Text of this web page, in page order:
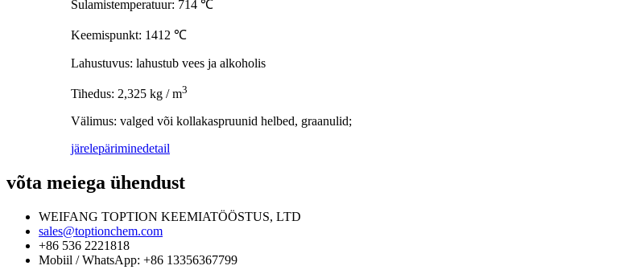
Sulamistemperatuur: 714 ℃
Keemispunkt: 1412 ℃
Lahustuvus: lahustub vees ja alkoholis
Tihedus: 2,325 kg / m3
Välimus: valged või kollakaspruunid helbed, graanulid;
järelepäriminedetail
võta meiega ühendust
WEIFANG TOPTION KEEMIATÖÖSTUS, LTD
sales@toptionchem.com
+86 536 2221818
Mobiil / WhatsApp: +86 13356367799